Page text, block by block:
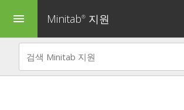
menu Minitab® 지원